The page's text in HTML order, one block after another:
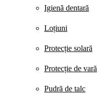
Igienă dentară
Loțiuni
Protecție solară
Protecție de vară
Pudră de talc